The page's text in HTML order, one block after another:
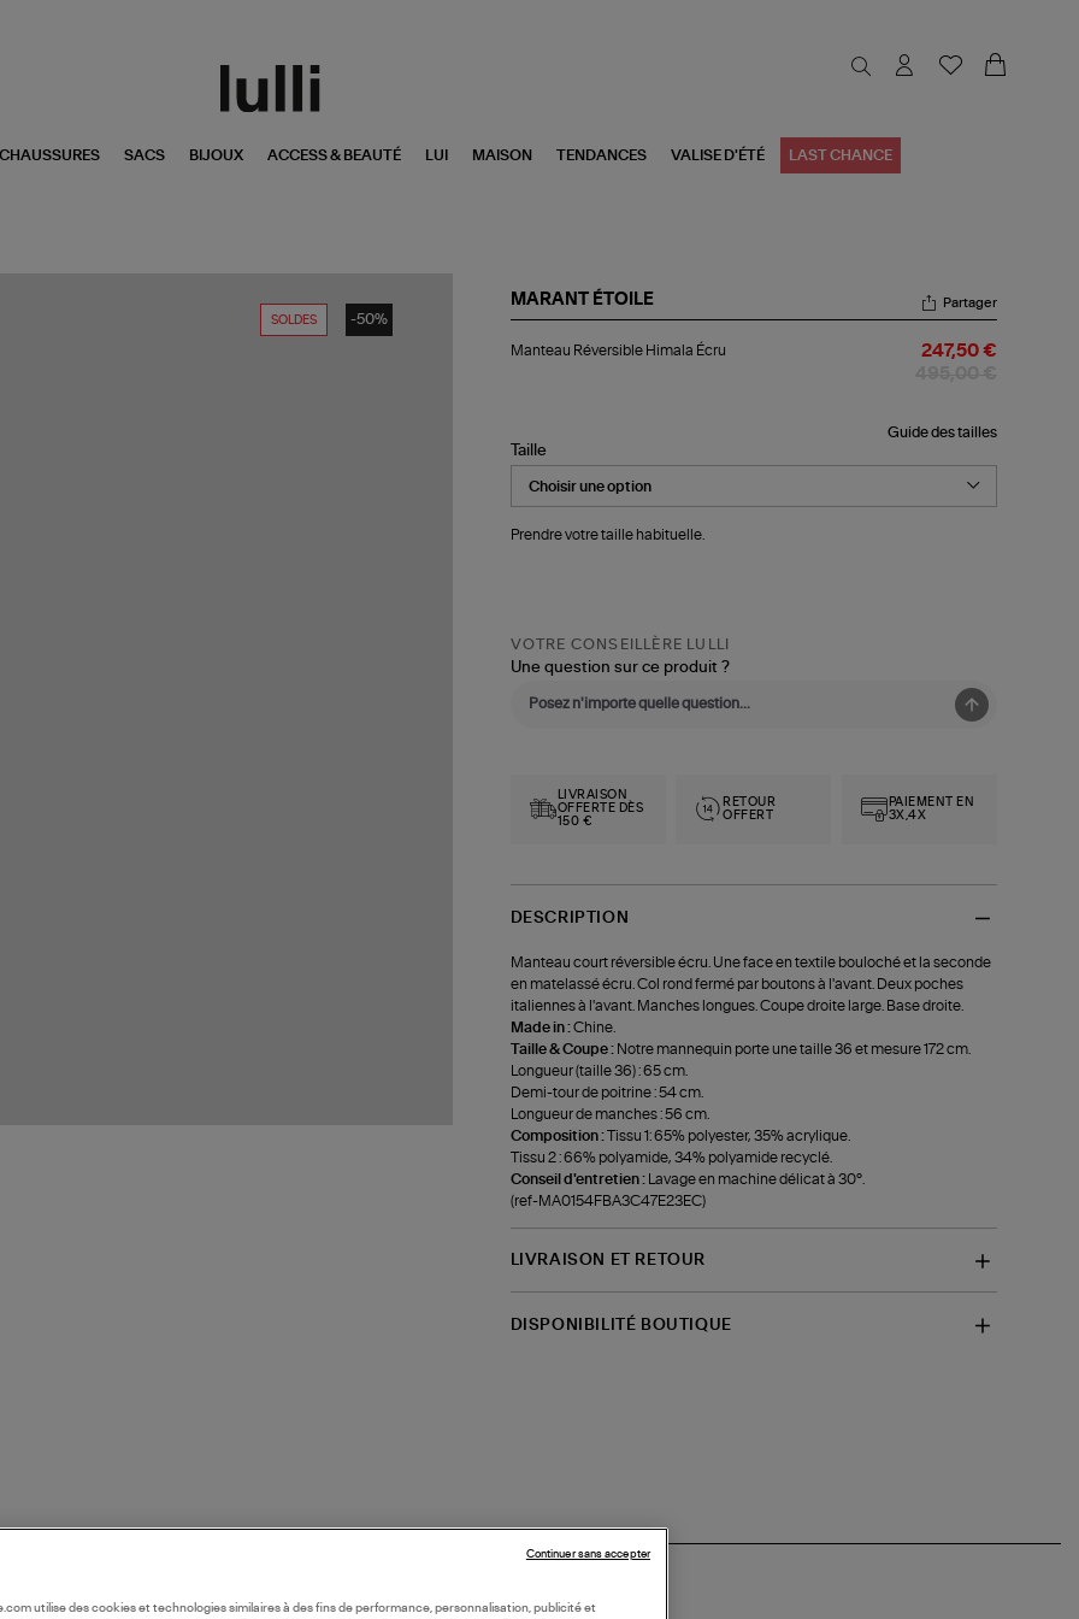
CHAUSSURES SACS BIJOUX ACCESS & BEAUTÉ LUI MAISON TENDANCES VALISE D'ÉTÉ LAST CHANCE
SOLDES -50%
MARANT ÉTOILE
Réversible
Partager
Manteau Réversible Himala Écru 247,50 €
Guide des tailles
Taille
Prendre votre taille habituelle.
VOTRE CONSEILLÈRE LULLI
Une question sur ce produit ?
LIVRAISON
OFFERTE DÈS
150 €
RETOUR
OFFERT
PAIEMENT EN
3X,4X
DESCRIPTION
Manteau court réversible écru. Une face en textile bouloché et la seconde
en matelassé écru. Col rond fermé par boutons à l'avant. Deux poches
italiennes à l'avant. Manches longues. Coupe droite large. Base droite.
Made in :Chine.
Taille & Coupe : Notre mannequin porte une taille 36 et mesure 172 cm.
Longueur (taille 36) : 65 cm.
Demi-tour de poitrine : 54 cm.
Longueur de manches : 56 cm.
Composition :Tissu 1: 65% polyester, 35% acrylique.
Tissu 2 : 66% polyamide, 34% polyamide recyclé.
Conseil d'entretien :
Lavage en machine délicat à 30°.
(ref-MA0154FBA3C47E23EC)
LIVRAISON ET RETOUR
DISPONIBILITÉ BOUTIQUE
utilise des cookies et technologies similaires à des fins de performance, personnalisation, publicité et
Continuer sans accepter